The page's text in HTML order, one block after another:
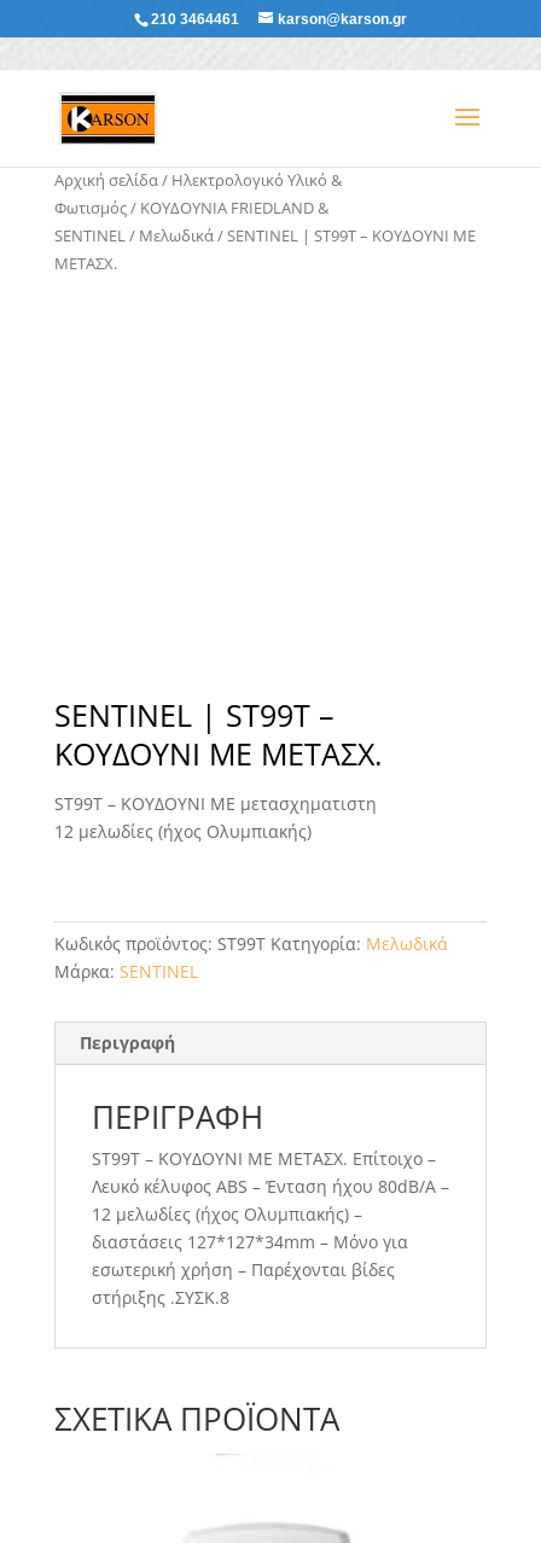
210 3464461 karson@karson.gr
Αρχική σελίδα/ Ηλεκτρολογικό Υλικό &
Φωτισμός/ ΚΟΥΔΟΥΝΙΑ FRIEDLAND &
SENTINEL/ Μελωδικά/ SENTINEL | ST99T – ΚΟΥΔΟΥΝΙ ΜΕ
ΜΕΤΑΣΧ.
SENTINEL | ST99T –
ΚΟΥΔΟΥΝΙ ΜΕ ΜΕΤΑΣΧ.
ST99T – ΚΟΥΔΟΥΝΙ ΜΕ μετασχηματιστη
12 μελωδίες (ήχος Ολυμπιακής)
Κωδικός προϊόντος: ST99T Κατηγορία: Μελωδικά
Μάρκα: SENTINEL
Περιγραφή
ΠΕΡΙΓΡΑΦΉ
ST99T – ΚΟΥΔΟΥΝΙ ΜΕ ΜΕΤΑΣΧ. Επίτοιχο –
Λευκό κέλυφος ABS – Ένταση ήχου 80dB/A –
12 μελωδίες (ήχος Ολυμπιακής) –
διαστάσεις 127*127*34mm – Μόνο για
εσωτερική χρήση – Παρέχονται βίδες
στήριξης .ΣΥΣΚ.8
ΣΧΕΤΙΚΆ ΠΡΟΪΌΝΤΑ